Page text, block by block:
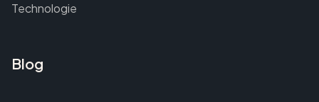
Technologie
Blog